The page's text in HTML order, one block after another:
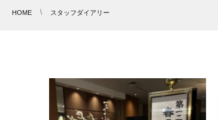
HOME スタッフダイアリー